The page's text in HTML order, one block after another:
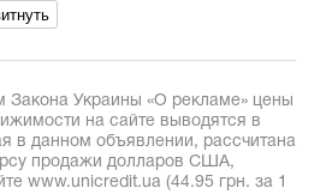
Закона Украины «О рекламе» цены
на сайте выводятся в
в данном объявлении, рассчитана
продажи долларов США,
www.unicredit.ua (44.95 грн. за 1